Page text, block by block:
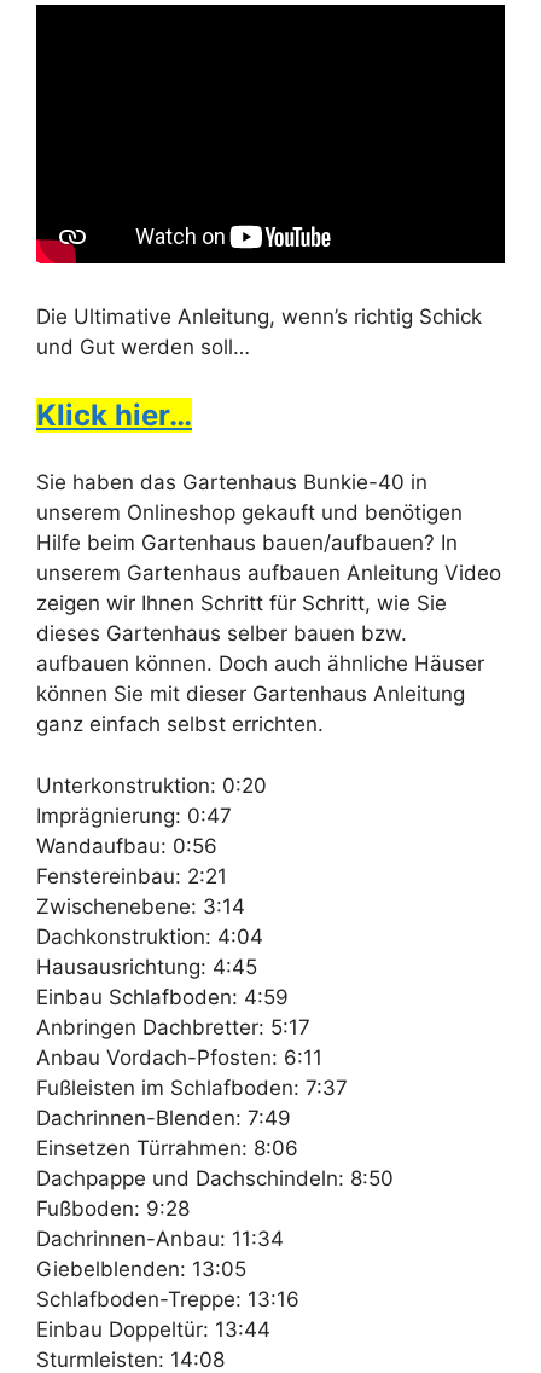
Die Ultimative Anleitung, wenn’s richtig Schick
und Gut werden soll…
Klick hier…
Sie haben das Gartenhaus Bunkie-40 in
unserem Onlineshop gekauft und benötigen
Hilfe beim Gartenhaus bauen/aufbauen? In
unserem Gartenhaus aufbauen Anleitung Video
zeigen wir Ihnen Schritt für Schritt, wie Sie
dieses Gartenhaus selber bauen bzw.
aufbauen können. Doch auch ähnliche Häuser
können Sie mit dieser Gartenhaus Anleitung
ganz einfach selbst errichten.
Unterkonstruktion: 0:20
Imprägnierung: 0:47
Wandaufbau: 0:56
Fenstereinbau: 2:21
Zwischenebene: 3:14
Dachkonstruktion: 4:04
Hausausrichtung: 4:45
Einbau Schlafboden: 4:59
Anbringen Dachbretter: 5:17
Anbau Vordach-Pfosten: 6:11
Fußleisten im Schlafboden: 7:37
Dachrinnen-Blenden: 7:49
Einsetzen Türrahmen: 8:06
Dachpappe und Dachschindeln: 8:50
Fußboden: 9:28
Dachrinnen-Anbau: 11:34
Giebelblenden: 13:05
Schlafboden-Treppe: 13:16
Einbau Doppeltür: 13:44
Sturmleisten: 14:08